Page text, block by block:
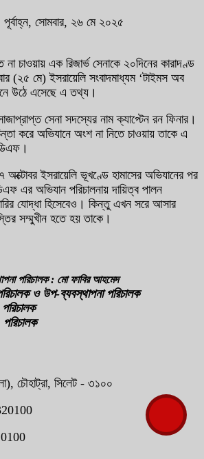
সোমবার, ২৬ মে ২০২৫
চাওয়ায় এক রিজার্ভ সেনাকে ২০দিনের কারাদণ্ড
(২৫ মে) ইসরায়েলি সংবাদমাধ্যম ‘টাইমস অব
উঠে এসেছে এ তথ্য।
সেনা সদস্যের নাম ক্যাপ্টেন রন ফিনার।
করে অভিযানে অংশ না নিতে চাওয়ায় তাকে এ
ইসরায়েলি ভূখণ্ডে হামাসের অভিযানের পর
এর অভিযান পরিচালনায় দায়িত্ব পালন
যোদ্ধা হিসেবেও। কিন্তু এখন সরে আসার
সম্মুখীন হতে হয় তাকে।
পরিচালক : মো ফাবির আহমেদ
ও উপ-ব্যবস্থাপনা পরিচালক
চৌহাট্রা, সিলেট - ৩১০০